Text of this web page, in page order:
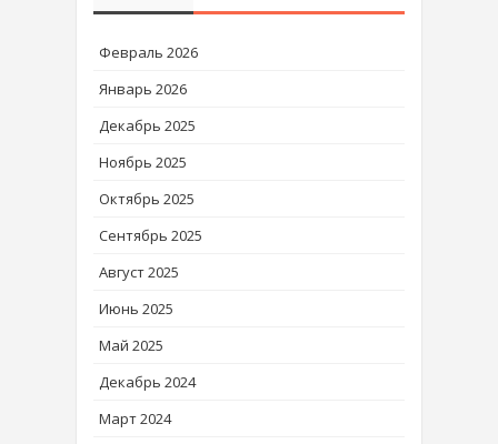
Февраль 2026
Январь 2026
Декабрь 2025
Ноябрь 2025
Октябрь 2025
Сентябрь 2025
Август 2025
Июнь 2025
Май 2025
Декабрь 2024
Март 2024